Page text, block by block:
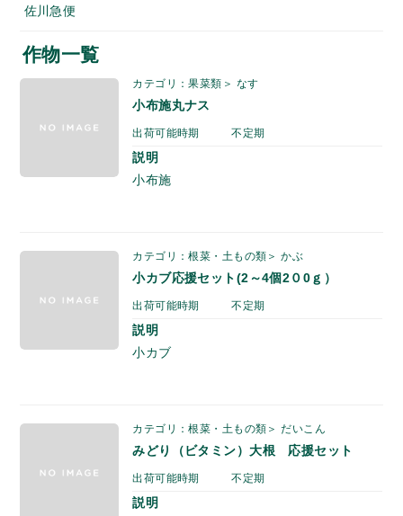
佐川急便
作物一覧
カテゴリ：果菜類＞ なす
小布施丸ナス
出荷可能時期 不定期
説明
小布施
カテゴリ：根菜・土もの類＞ かぶ
小カブ応援セット(2～4個2０0ｇ）
出荷可能時期 不定期
説明
小カブ
カテゴリ：根菜・土もの類＞ だいこん
みどり（ビタミン）大根 応援セット
出荷可能時期 不定期
説明